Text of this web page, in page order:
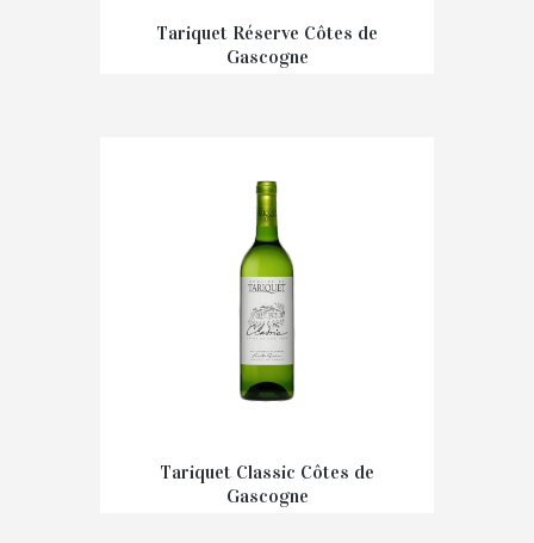
Tariquet Réserve Côtes de
Gascogne
Tariquet Classic Côtes de
Gascogne